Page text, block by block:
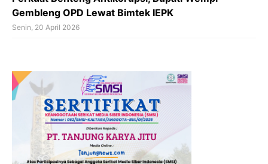
Gembleng OPD Lewat Bimtek IEPK
Senin, 20 April 2026